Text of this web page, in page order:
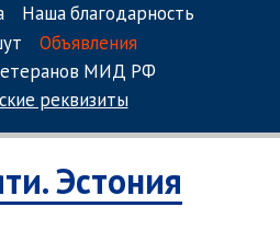
Наша благодарность
Объявления
МИД РФ
реквизиты
Эстония